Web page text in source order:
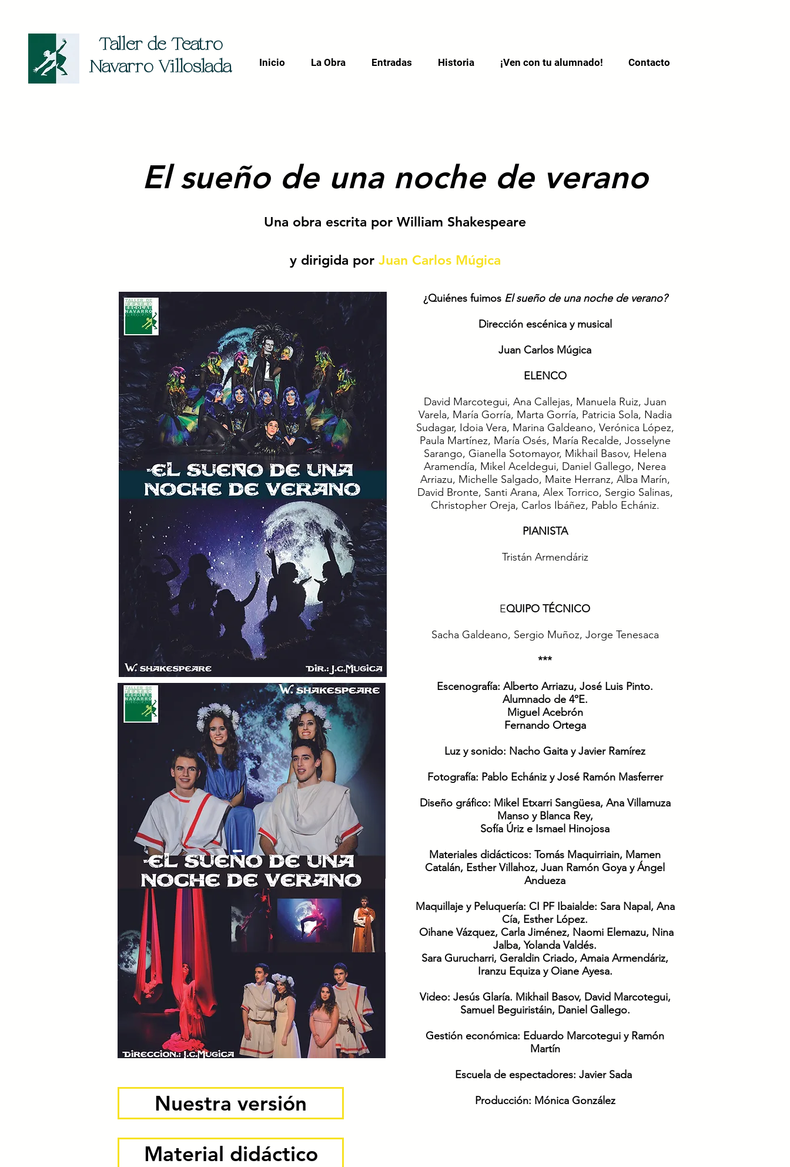
Taller de Teatro
Navarro Villoslada
Inicio La Obra Entradas Historia ¡Ven con tu alumnado! Contacto
El sueño de una noche de verano
Una obra escrita por William Shakespeare
y dirigida porJuan Carlos Múgica
Nuestra versión
¿Quiénes fuimos El sueño de una noche de verano?
Dirección escénica y musical
Juan Carlos Múgica
ELENCO
David Marcotegui, Ana Callejas, Manuela Ruiz, Juan
Varela, María Gorría, Marta Gorría, Patricia Sola, Nadia
Sudagar, Idoia Vera, Marina Galdeano, Verónica López,
Paula Martínez, María Osés, María Recalde, Josselyne
Sarango, Gianella Sotomayor​, Mikhail Basov, Helena
Aramendía, Mikel Aceldegui, Daniel Gallego, Nerea
Arriazu, Michelle Salgado, Maite Herranz, Alba Marín,
David Bronte, Santi Arana, Alex Torrico, Sergio Salinas,
Christopher Oreja, Carlos Ibáñez, Pablo Echániz.
PIANISTA
Tristán Armendáriz
EQUIPO TÉCNICO
Sacha Galdeano, Sergio Muñoz, Jorge Tenesaca
***
Escenografía: Alberto Arriazu, José Luis Pinto.
Alumnado de 4ºE.
Miguel Acebrón
Fernando Ortega
Luz y sonido: Nacho Gaita y Javier Ramírez
Fotografía: Pablo Echániz y José Ramón Masferrer
Diseño gráfico: Mikel Etxarri Sangüesa, Ana Villamuza
Manso y Blanca Rey,
Sofía Úriz e Ismael Hinojosa
Materiales didácticos: Tomás Maquirriain, Mamen
Catalán, Esther Villahoz, Juan Ramón Goya y Ángel
Andueza
Maquillaje y Peluquería: CI PF Ibaialde: Sara Napal, Ana
Cía, Esther López.
Oihane Vázquez, Carla Jiménez, Naomi Elemazu, Nina
Jalba, Yolanda Valdés.
Sara Gurucharri, Geraldin Criado, Amaia Armendáriz,
Iranzu Equiza y Oiane Ayesa.
Video: Jesús Glaría. Mikhail Basov, David Marcotegui,
Samuel Beguiristáin, Daniel Gallego.
Gestión económica: Eduardo Marcotegui y Ramón
Martín
Escuela de espectadores: Javier Sada
Producción: Mónica González
Material didáctico